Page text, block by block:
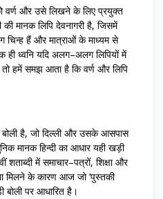
वर्ण और उसे लिखने के लिए प्रयुक्त
की मानक लिपि देवनागरी है, जिसमें
हैं और मात्राओं के माध्यम से
ही ध्वनि यदि अलग–अलग लिपियों में
तो हमें समझ आता है कि वर्ण और लिपि
बोली है, जो दिल्ली और उसके आसपास
मानक हिन्दी का आधार यही खड़ी
शताब्दी में समाचार–पत्रों, शिक्षा और
मिलने के कारण आज जो ‘पुस्तकी
बोली पर आधारित है।